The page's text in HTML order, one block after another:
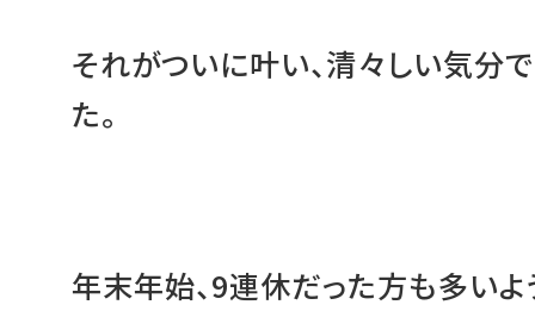
それがついに叶い、清々しい気分
た。
年末年始、9連休だった方も多いよ